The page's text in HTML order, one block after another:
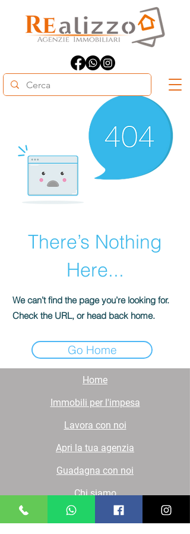
There’s Nothing
Here...
We can’t find the page you’re looking for.
Check the URL, or head back home.
Go Home
Home
Immobili per l'impesa
Lavora con noi
Apri la tua agenzia
Guadagna con noi
Chi siamo